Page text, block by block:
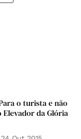
o turista e não
Elevador da Glória